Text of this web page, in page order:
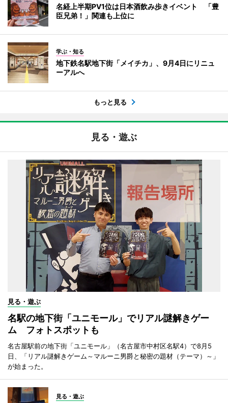
名経上半期PV1位は日本酒飲み歩きイベント 「豊
臣兄弟！」関連も上位に
学ぶ・知る
地下鉄名駅地下街「メイチカ」、9月4日にリニュ
ーアルへ
もっと見る
見る・遊ぶ
見る・遊ぶ
名駅の地下街「ユニモール」でリアル謎解きゲー
ム フォトスポットも
名古屋駅前の地下街「ユニモール」（名古屋市中村区名駅4）で8月5
日、「リアル謎解きゲーム～マルーニ男爵と秘密の題材（テーマ）～」
が始まった。
見る・遊ぶ